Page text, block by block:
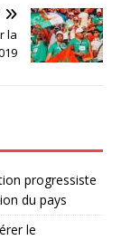
la
progressiste
du pays
le